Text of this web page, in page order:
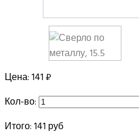
Цена:141 ₽
Кол-во:
Итого:141 руб